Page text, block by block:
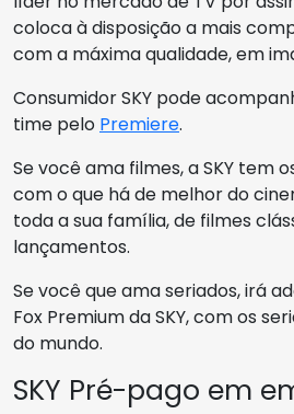
coloca à disposição a mais
com a máxima qualidade, em
Consumidor SKY pode
time pelo Premiere.
Se você ama filmes, a SKY tem
com o que há de melhor do
toda a sua família, de filmes
lançamentos.
Se você que ama seriados, irá
Fox Premium da SKY, com os
do mundo.
SKY Pré-pago em